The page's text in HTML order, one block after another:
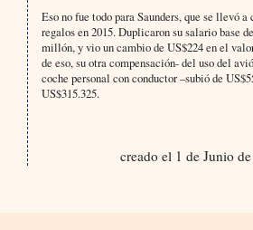
Eso no fue todo para Saunders, que se llevó a
regalos en 2015. Duplicaron su salario base
millón, y vio un cambio de US$224 en el
de eso, su otra compensación- del uso del
coche personal con conductor –subió de
US$315.325.
creado el 1 de Junio